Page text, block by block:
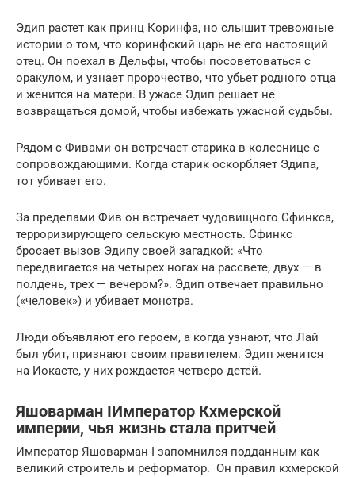
Эдип растет как принц Коринфа, но слышит тревожные
истории о том, что коринфский царь не его настоящий
отец. Он поехал в Дельфы, чтобы посоветоваться с
оракулом, и узнает пророчество, что убьет родного отца
и женится на матери. В ужасе Эдип решает не
возвращаться домой, чтобы избежать ужасной судьбы.
Рядом с Фивами он встречает старика в колеснице с
сопровождающими. Когда старик оскорбляет Эдипа,
тот убивает его.
За пределами Фив он встречает чудовищного Сфинкса,
терроризирующего сельскую местность. Сфинкс
бросает вызов Эдипу своей загадкой: «Что
передвигается на четырех ногах на рассвете, двух — в
полдень, трех — вечером?». Эдип отвечает правильно
(«человек») и убивает монстра.
Люди объявляют его героем, а когда узнают, что Лай
был убит, признают своим правителем. Эдип женится
на Иокасте, у них рождается четверо детей.
Яшоварман IИмператор Кхмерской
империи, чья жизнь стала притчей
Император Яшоварман I запомнился подданным как
великий строитель и реформатор. Он правил кхмерской